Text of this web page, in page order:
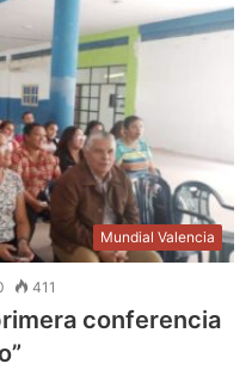
Mundial Valencia
411
conferencia